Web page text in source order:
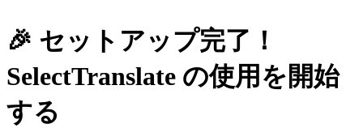
🎉 セットアップ完了！
SelectTranslate の使用を開始
する